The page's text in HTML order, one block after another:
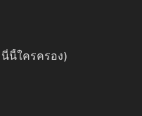
นี้ใครครอง)